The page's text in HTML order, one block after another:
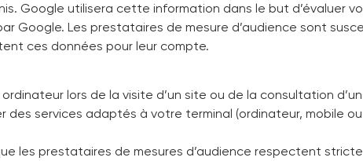
Google utilisera cette information dans le but d’évaluer
Google. Les prestataires de mesure d’audience sont
ces données pour leur compte.
lors de la visite d’un site ou de la consultation
services adaptés à votre terminal (ordinateur, mobile
les prestataires de mesures d’audience respectent